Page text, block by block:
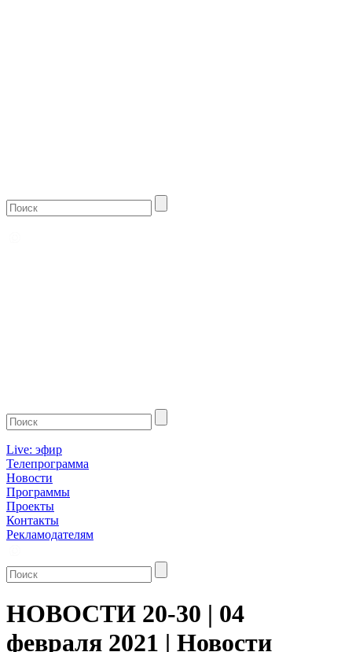
Live: эфир
Телепрограмма
Новости
Программы
Проекты
Контакты
Рекламодателям
НОВОСТИ 20-30 | 04
февраля 2021 | Новости